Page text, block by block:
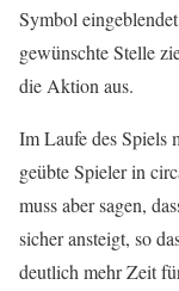
Symbol
gewünschte Stelle
die Aktion aus.
Im Laufe des Spiels
geübte Spieler in
muss aber sagen,
sicher ansteigt, so
deutlich mehr Zeit